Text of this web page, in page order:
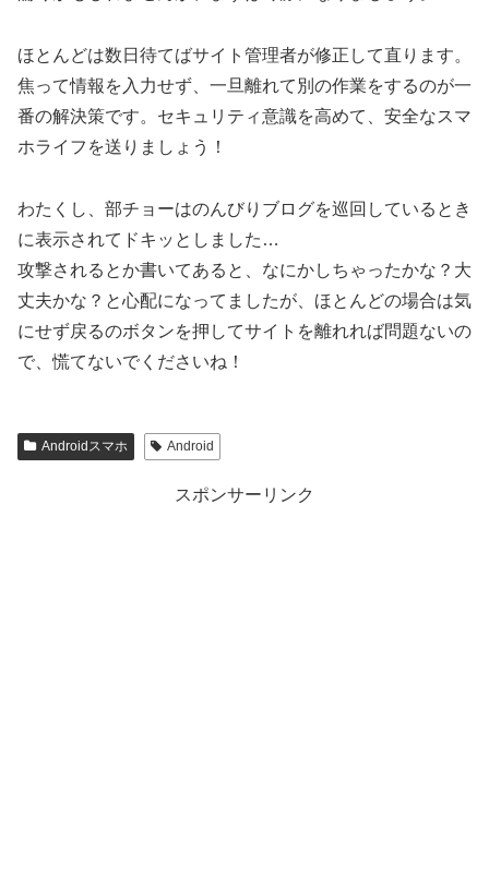
ほとんどは数日待てばサイト管理者が修正して直ります。
焦って情報を入力せず、一旦離れて別の作業をするのが一
番の解決策です。セキュリティ意識を高めて、安全なスマ
ホライフを送りましょう！
わたくし、部チョーはのんびりブログを巡回しているとき
に表示されてドキッとしました…
攻撃されるとか書いてあると、なにかしちゃったかな？大
丈夫かな？と心配になってましたが、ほとんどの場合は気
にせず戻るのボタンを押してサイトを離れれば問題ないの
で、慌てないでくださいね！
Androidスマホ Android
スポンサーリンク